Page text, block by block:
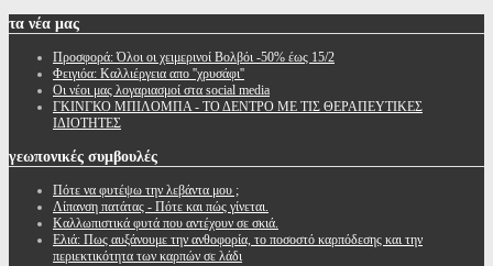
τα νέα μας
Προσφορά: Όλοι οι χειμερινοί Βολβόι -50% έως 15/2
Φειγιόα: Καλλιέργεια απο ''χρυσάφι''
Oι νέοι μας λογαριασμοί στα social media
ΓΚΙΝΓΚΟ ΜΠΙΛΟΜΠΑ - ΤΟ ΔΕΝΤΡΟ ΜΕ ΤΙΣ ΘΕΡΑΠΕΥΤΙΚΕΣ
ΙΔΙΟΤΗΤΕΣ
γεωπονικές συμβουλές
Πότε να φυτέψω την λεβάντα μου ;
Λίπανση πατάτας - Πότε και πώς γίνεται.
Καλλωπιστικά φυτά που αντέχουν σε σκιά.
Ελιά: Πως αυξάνουμε την ανθοφορία, το ποσοστό καρπόδεσης και την
περιεκτικότητα των καρπών σε λάδι